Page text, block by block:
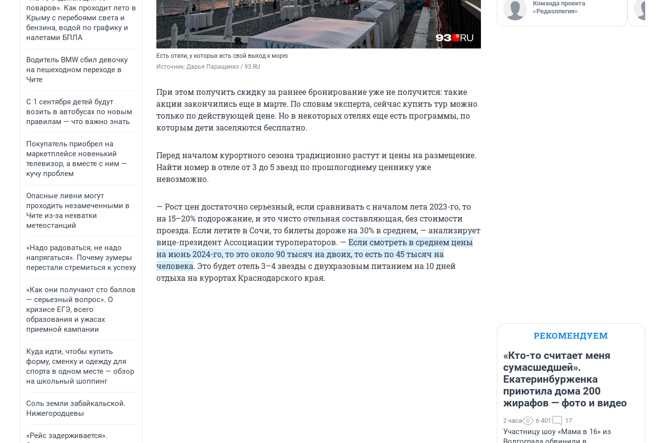
поваров». Как проходит лето в
Крыму с перебоями света и
бензина, водой по графику и
налетами БПЛА
Водитель BMW сбил девочку
на пешеходном переходе в
Чите
С 1 сентября детей будут
возить в автобусах по новым
правилам — что важно знать
Покупатель приобрел на
маркетплейсе новенький
телевизор, а вместе с ним —
кучу проблем
Опасные ливни могут
проходить незамеченными в
Чите из-за нехватки
метеостанций
«Надо радоваться, не надо
напрягаться». Почему зумеры
перестали стремиться к успеху
«Как они получают сто баллов
— серьезный вопрос». О
кризисе ЕГЭ, всего
образования и ужасах
приемной кампании
Куда идти, чтобы купить
форму, сменку и одежду для
спорта в одном месте — обзор
на школьный шоппинг
Соль земли забайкальской.
Нижегородцевы
«Рейс задерживается».
Есть отели, у которых есть свой выход к морю
Источник: Дарья Паращенко / 93.RU
При этом получить скидку за раннее бронирование уже не получится: такие
акции закончились еще в марте. По словам эксперта, сейчас купить тур можно
только по действующей цене. Но в некоторых отелях еще есть программы, по
которым дети заселяются бесплатно.
Перед началом курортного сезона традиционно растут и цены на размещение.
Найти номер в отеле от 3 до 5 звезд по прошлогоднему ценнику уже
невозможно.
— Рост цен достаточно серьезный, если сравнивать с началом лета 2023-го, то
на 15–20% подорожание, и это чисто отельная составляющая, без стоимости
проезда. Если летите в Сочи, то билеты дороже на 30% в среднем, — анализирует
вице-президент Ассоциации туроператоров. — Если смотреть в среднем цены
на июнь 2024-го, то это около 90 тысяч на двоих, то есть по 45 тысяч на
человека. Это будет отель 3–4 звезды с двухразовым питанием на 10 дней
отдыха на курортах Краснодарского края.
Команда проекта
«Редколлегия»
РЕКОМЕНДУЕМ
«Кто-то считает меня
сумасшедшей».
Екатеринбурженка
приютила дома 200
жирафов — фото и видео
2 часа 6 401 17
Участницу шоу «Мама в 16» из